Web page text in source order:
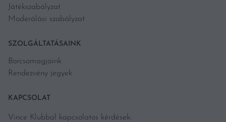
Játékszabályzat
Moderálási szabályzat
SZOLGÁLTATÁSAINK
Borcsomagjaink
Rendezvény jegyek
KAPCSOLAT
Vince Klubbal kapcsolatos kérdések: